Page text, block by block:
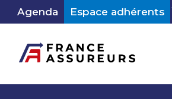
AllerAgenda Espace adhérents